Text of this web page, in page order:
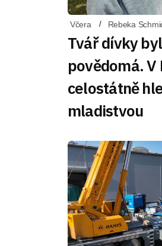
Včera Rebeka
Tvář dívky
povědomá. V
celostátně
mladistvou